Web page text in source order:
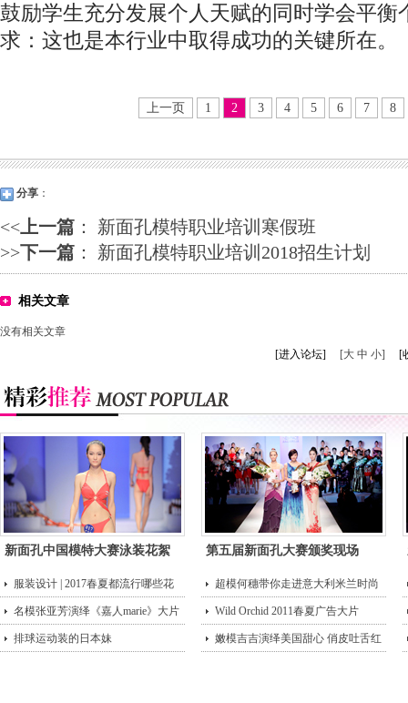
鼓励学生充分发展个人天赋的同时学会平衡
求：这也是本行业中取得成功的关键所在。
上一页 1 2 3 4 5 6 7 8
分享 ：
<<上一篇 ： 新面孔模特职业培训寒假班
>>下一篇 ： 新面孔模特职业培训2018招生计划
相关文章
没有相关文章
[进入论坛]
[大 中 小] [
新面孔中国模特大赛泳装花絮 第五届新面孔大赛颁奖现场
服装设计 | 2017春夏都流行哪些花
型？
超模何穗带你走进意大利米兰时尚
街头
名模张亚芳演绎《嘉人marie》大片 Wild Orchid 2011春夏广告大片
排球运动装的日本妹 嫩模吉吉演绎美国甜心 俏皮吐舌红